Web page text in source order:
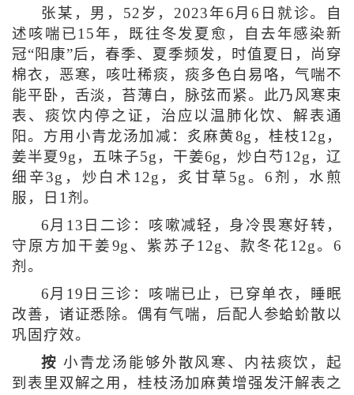
张某，男，52岁，2023年6月6日就诊。自
述咳喘已15年，既往冬发夏愈，自去年感染新
冠“阳康”后，春季、夏季频发，时值夏日，尚穿
棉衣，恶寒，咳吐稀痰，痰多色白易咯，气喘不
能平卧，舌淡，苔薄白，脉弦而紧。此乃风寒束
表、痰饮内停之证，治应以温肺化饮、解表通
阳。方用小青龙汤加减：炙麻黄8g，桂枝12g，
姜半夏9g，五味子5g，干姜6g，炒白芍12g，辽
细辛3g，炒白术12g，炙甘草5g。6剂，水煎
服，日1剂。
6月13日二诊：咳嗽减轻，身冷畏寒好转，
守原方加干姜9g、紫苏子12g、款冬花12g。6
剂。
6月19日三诊：咳喘已止，已穿单衣，睡眠
改善，诸证悉除。偶有气喘，后配人参蛤蚧散以
巩固疗效。
按 小青龙汤能够外散风寒、内祛痰饮，起
到表里双解之用，桂枝汤加麻黄增强发汗解表之